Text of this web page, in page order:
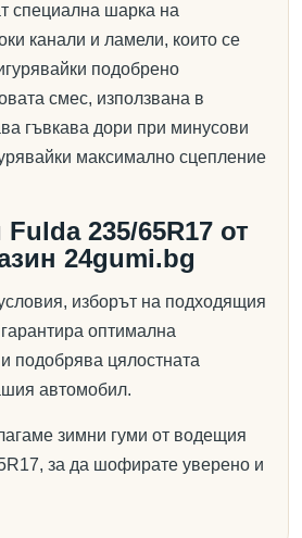
специална шарка на
канали и ламели, които се
подобрено
смес, използвана в
гъвкава дори при минусови
максимално сцепление
235/65R17 от
24gumi.bg
изборът на подходящия
оптимална
подобрява цялостната
автомобил.
зимни гуми от водещия
за да шофирате уверено и